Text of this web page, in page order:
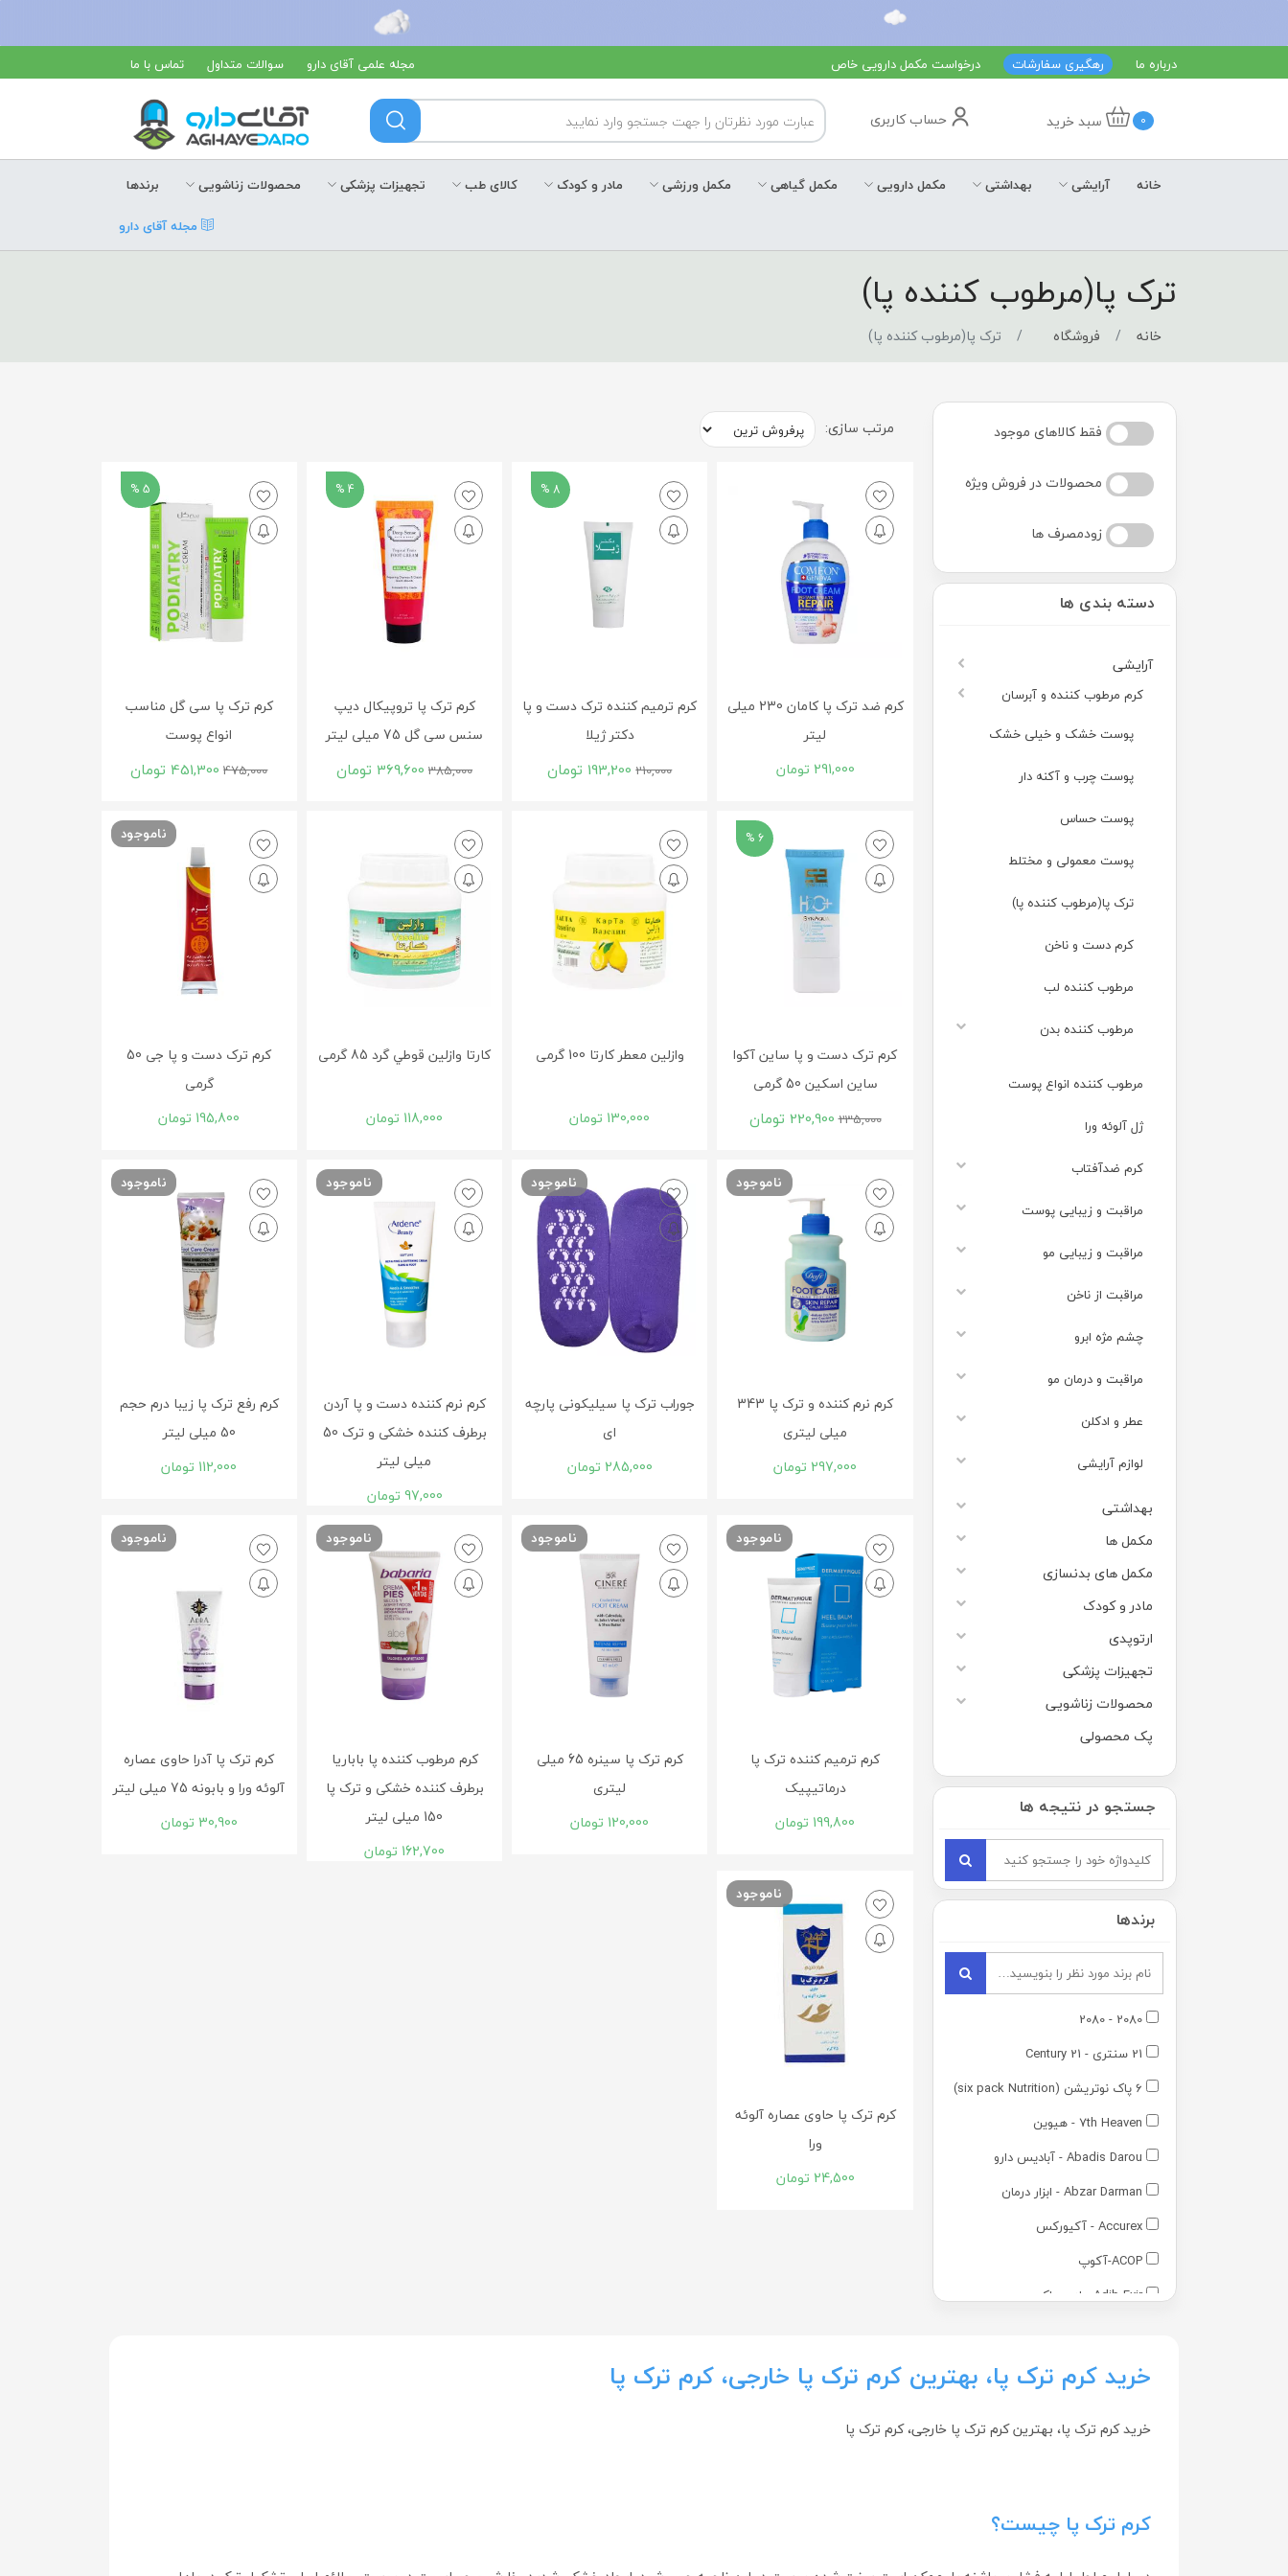
درباره ما رهگیری سفارشات درخواست مکمل دارویی خاص مجله علمی آقای دارو سوالات متداول تماس با ما
0 سبد خرید حساب کاربری
خانه آرایشی بهداشتی مکمل دارویی مکمل گیاهی مکمل ورزشی مادر و کودک کالای طب تجهیزات پزشکی محصولات زناشویی
برندها
مجله آقای دارو
ترک پا(مرطوب کننده پا)
خانه فروشگاه ترک پا(مرطوب کننده پا)
فقط کالاهای موجود
محصولات در فروش ویژه
زودمصرف ها
دسته بندی ها
آرایشی
کرم مرطوب کننده و آبرسان
پوست خشک و خیلی خشک
پوست چرب و آکنه دار
پوست حساس
پوست معمولی و مختلط
ترک پا(مرطوب کننده پا)
کرم دست و ناخن
مرطوب کننده لب
مرطوب کننده بدن
مرطوب کننده انواع پوست
ژل آلوئه ورا
کرم ضدآفتاب
مراقبت و زیبایی پوست
مراقبت و زیبایی مو
مراقبت از ناخن
چشم مژه ابرو
مراقبت و درمان مو
عطر و ادکلن
لوازم آرایشی
بهداشتی
مکمل ها
مکمل های بدنسازی
مادر و کودک
ارتوپدی
تجهیزات پزشکی
محصولات زناشویی
پک محصولی
جستجو در نتیجه ها
برندها
2080 - 2080
21 سنتری - 21 Century
6 پاک نوتریشن (six pack Nutrition)
7th Heaven - هیوین
Abadis Darou - آبادیس دارو
Abzar Darman - ابزار درمان
Accurex - آکیورکس
ACOP-آکوپ
Adib Exir - ادیب اکسیر
Alamo - آالامو
Arian Salamat Sina - آرین سلامت
مرتب سازی:
کرم ضد ترک پا کامان 230 میلی
لیتر
291,000 تومان
8 %
کرم ترمیم کننده ترک دست و پا
دکتر ژیلا
210,000
193,200 تومان
4 %
کرم ترک پا تروپیکال دیپ
سنس سی گل 75 میلی لیتر
385,000
369,600 تومان
5 %
کرم ترک پا سی‌ گل مناسب
انواع پوست
475,000
451,300 تومان
6 %
کرم ترک دست و پا ساین آکوا
ساین اسکین 50 گرمی
235,000
220,900 تومان
وازلین معطر کارتا 100 گرمی
130,000 تومان
کارتا وازلين قوطي گرد 85 گرمی
118,000 تومان
ناموجود
کرم ترک دست و پا جی 50
گرمی
195,800 تومان
ناموجود
کرم نرم کننده و ترک پا 343
میلی لیتری
297,000 تومان
ناموجود
جوراب ترک پا سیلیکونی پارچه
ای
285,000 تومان
ناموجود
کرم نرم کننده دست و پا آردن
برطرف کننده خشکی و ترک 50
میلی لیتر
97,000 تومان
ناموجود
کرم رفع ترک پا زيبا درم حجم
50 ميلی لیتر
112,000 تومان
ناموجود
کرم ترمیم کننده ترک پا
درماتیپیک
199,800 تومان
ناموجود
کرم ترک پا سینره 65 میلی
لیتری
120,000 تومان
ناموجود
کرم مرطوب کننده پا باباریا
برطرف کننده خشکی و ترک پا
150 میلی لیتر
162,700 تومان
ناموجود
کرم ترک پا آدرا حاوی عصاره
آلوئه ورا و بابونه 75 میلی لیتر
30,900 تومان
ناموجود
کرم ترک پا حاوی عصاره آلوئه
ورا
24,500 تومان
خرید کرم ترک پا، بهترین کرم ترک پا خارجی، کرم ترک پا
خرید کرم ترک پا، بهترین کرم ترک پا خارجی، کرم ترک پا
کرم ترک پا چیست؟